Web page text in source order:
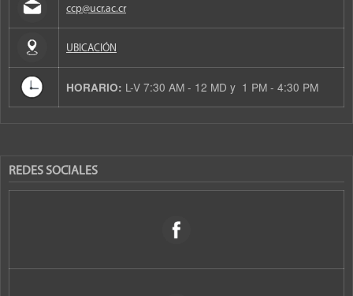
ccp@ucr.ac.cr
UBICACIÓN
HORARIO: L-V 7:30 AM - 12 MD y 1 PM - 4:30 PM
REDES SOCIALES